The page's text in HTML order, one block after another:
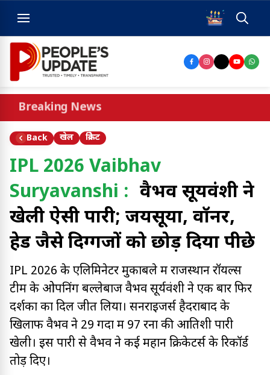
Breaking News
Back खेल क्रिकेट
IPL 2026 Vaibhav
Suryavanshi : वैभव सूर्यवंशी ने
खेली ऐसी पारी; जयसूर्या, वॉर्नर,
हेड जैसे दिग्गजों को छोड़ दिया पीछे
IPL 2026 के एलिमिनेटर मुकाबले में राजस्थान रॉयल्स
टीम के ओपनिंग बल्लेबाज वैभव सूर्यवंशी ने एक बार फिर
दर्शकों का दिल जीत लिया। सनराइजर्स हैदराबाद के
खिलाफ वैभव ने 29 गेंदों में 97 रनों की आतिशी पारी
खेली। इस पारी से वैभव ने कई महान क्रिकेटर्स के रिकॉर्ड
तोड़ दिए।